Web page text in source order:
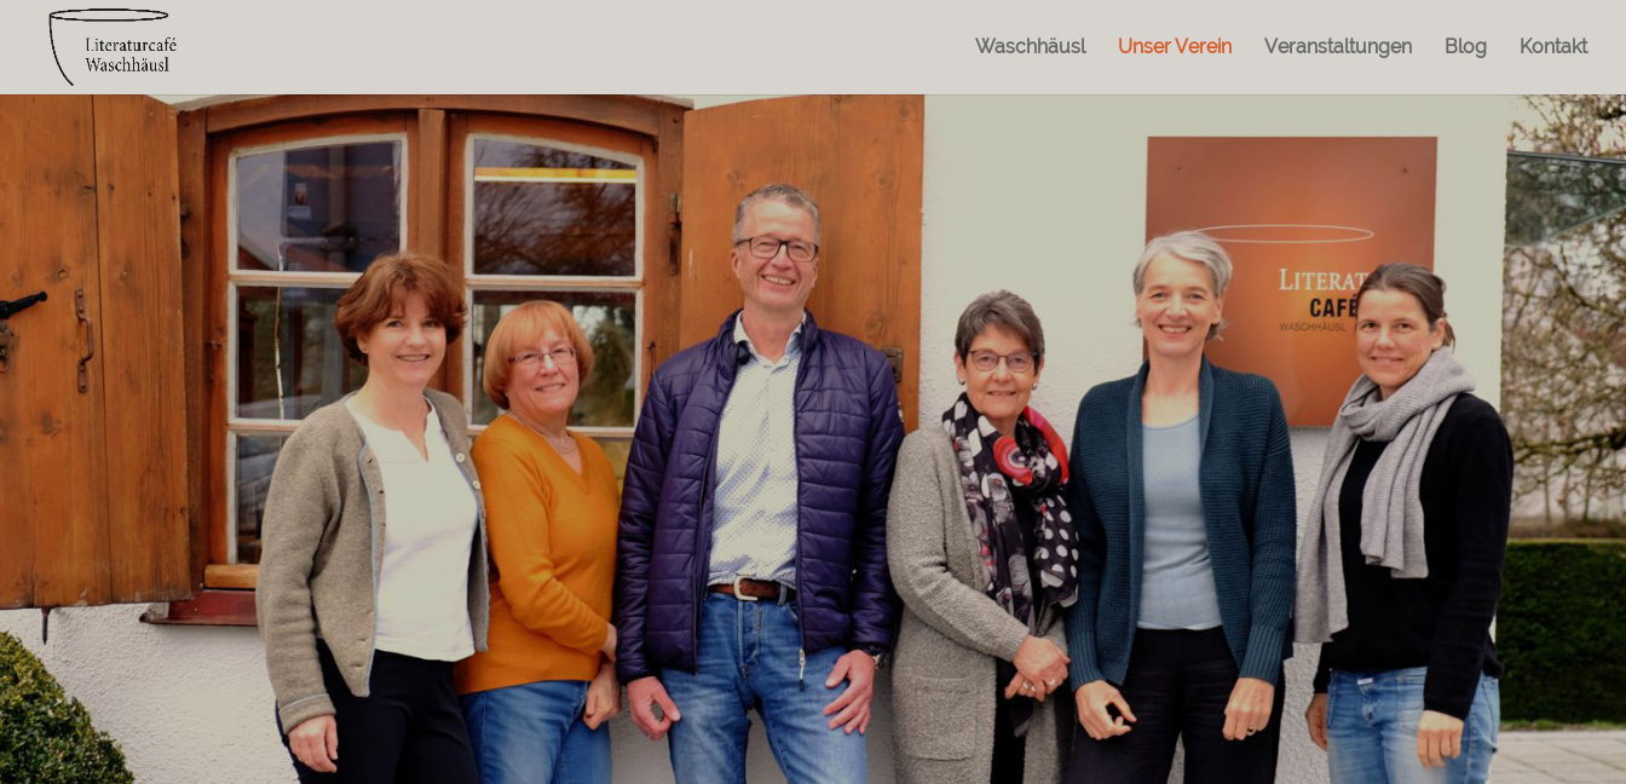
Waschhäusl Unser Verein Veranstaltungen Blog Kontakt